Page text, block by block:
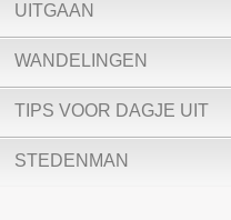
UITGAAN
WANDELINGEN
TIPS VOOR DAGJE UIT
STEDENMAN